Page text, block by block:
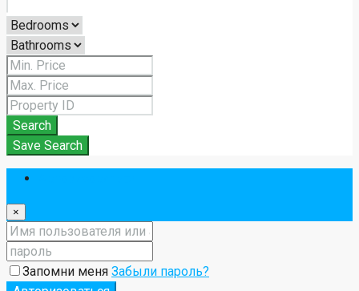
Search
Save Search
×
Запомни меня Забыли пароль?